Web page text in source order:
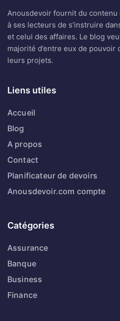
Anousdevoir fournit du
à ses lecteurs de s’instruire
et celui des affaires. Le blog
majorité d’entre eux de
leurs projets.
Liens utiles
Accueil
Blog
A propos
Contact
Planificateur de devoirs
Anousdevoir.com compte
Catégories
Assurance
Banque
Business
Finance